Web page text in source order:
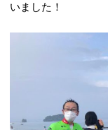
いました！